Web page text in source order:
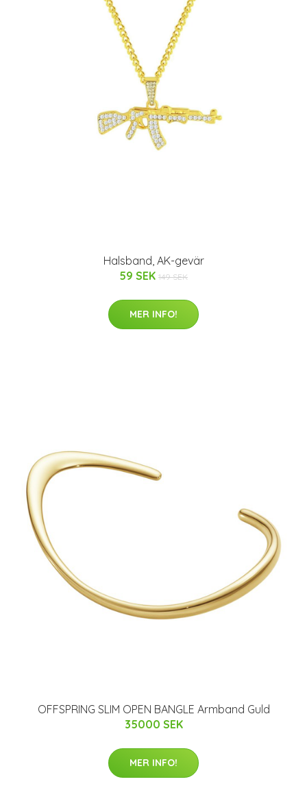
Halsband, AK-gevär
59 SEK 149 SEK
MER INFO!
OFFSPRING SLIM OPEN BANGLE Armband Guld
35000 SEK
MER INFO!